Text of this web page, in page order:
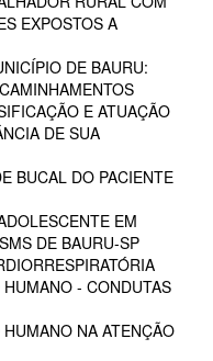
EXPOSTOS A
DE BAURU:
E ATUAÇÃO
DE SUA
BUCAL DO PACIENTE
EM
DE BAURU-SP
- CONDUTAS
NA ATENÇÃO